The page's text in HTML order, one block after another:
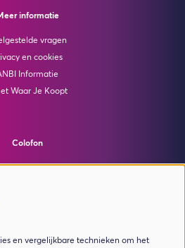
informatie
vragen
en cookies
Informatie
Waar Je Koopt
Colofon
de Bussel
en vergelijkbare technieken om het